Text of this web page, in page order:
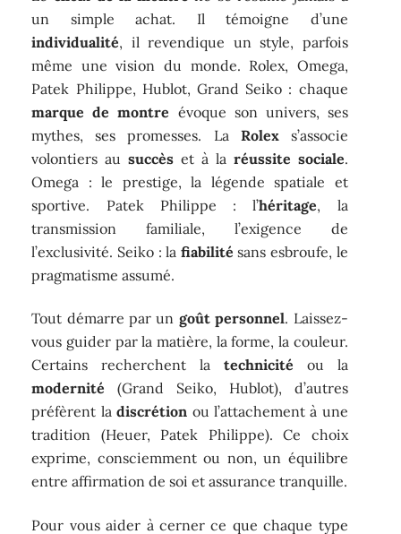
un simple achat. Il témoigne d’une
individualité, il revendique un style, parfois
même une vision du monde. Rolex, Omega,
Patek Philippe, Hublot, Grand Seiko : chaque
marque de montre évoque son univers, ses
mythes, ses promesses. La Rolex s’associe
volontiers ausuccès et à la réussite sociale.
Omega : le prestige, la légende spatiale et
sportive. Patek Philippe : l’héritage, la
transmission familiale, l’exigence de
l’exclusivité. Seiko : la fiabilité sans esbroufe, le
pragmatisme assumé.
Tout démarre par un goût personnel. Laissez-
vous guider par la matière, la forme, la couleur.
Certains recherchent la technicité ou la
modernité (Grand Seiko, Hublot), d’autres
préfèrent ladiscrétion ou l’attachement à une
tradition (Heuer, Patek Philippe). Ce choix
exprime, consciemment ou non, un équilibre
entre affirmation de soi et assurance tranquille.
Pour vous aider à cerner ce que chaque type